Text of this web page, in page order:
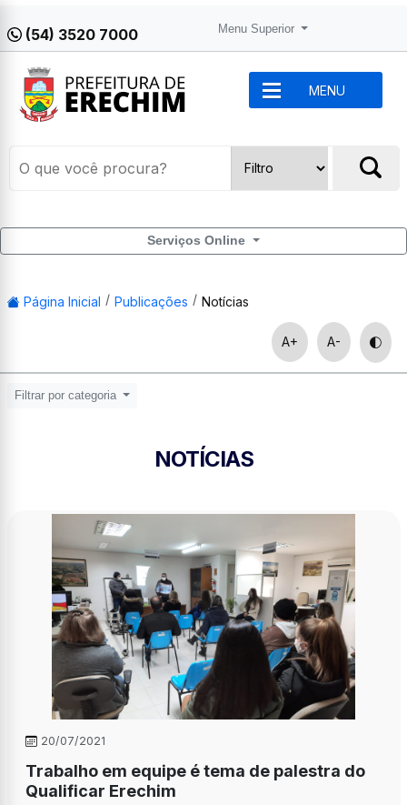
(54) 3520 7000 Menu Superior
MENU
Serviços Online
Página Inicial Publicações Notícias
A+ A-
Filtrar por categoria
NOTÍCIAS
20/07/2021
Trabalho em equipe é tema de palestra do
Qualificar Erechim